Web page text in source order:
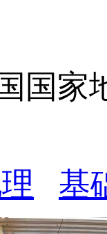
国家
基